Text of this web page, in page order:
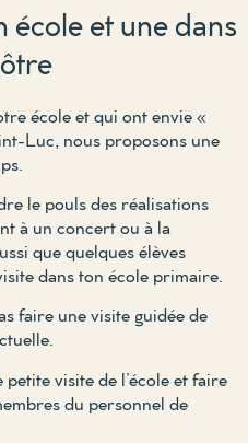
école et une dans
école et qui ont envie «
Luc, nous proposons une
le pouls des réalisations
à un concert ou à la
que quelques élèves
dans ton école primaire.
faire une visite guidée de
visite de l’école et faire
du personnel de